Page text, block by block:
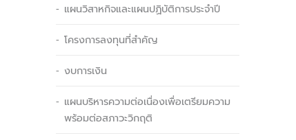
แผนวิสาหกิจและแผนปฏิบัติการประจำปี
โครงการลงทุนที่สำคัญ
งบการเงิน
แผนบริหารความต่อเนื่องเพื่อเตรียมความ
พร้อมต่อสภาวะวิกฤติ